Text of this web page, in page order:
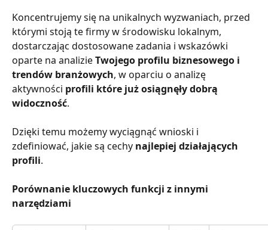
Koncentrujemy się na unikalnych wyzwaniach, przed
którymi stoją te firmy w środowisku lokalnym,
dostarczając dostosowane zadania i wskazówki
oparte na analizie Twojego profilu biznesowego i
trendów branżowych, w oparciu o analizę
aktywności profili które już osiągnęły dobrą
widoczność.
Dzięki temu możemy wyciągnąć wnioski i
zdefiniować, jakie są cechy najlepiej działających
profili.
Porównanie kluczowych funkcji z innymi
narzędziami